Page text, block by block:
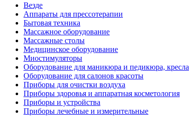
Везде
Аппараты для прессотерапии
Бытовая техника
Массажное оборудование
Массажные столы
Медицинское оборудование
Миостимуляторы
Оборудование для маникюра и педикюра, кресла
Оборудование для салонов красоты
Приборы для очистки воздуха
Приборы здоровья и аппаратная косметология
Приборы и устройства
Приборы лечебные и измерительные